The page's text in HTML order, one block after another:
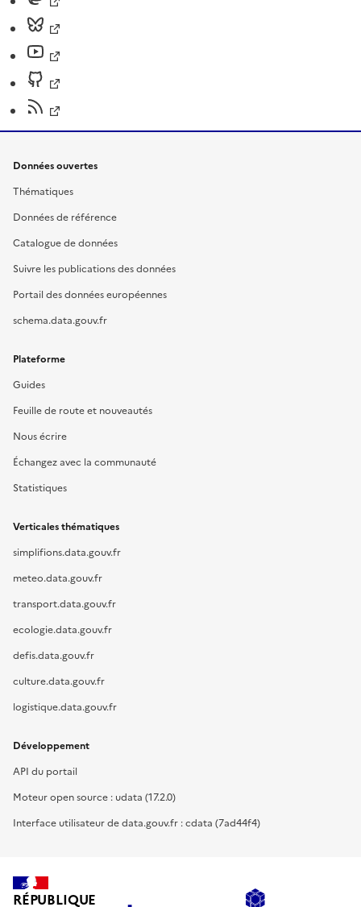
Données ouvertes
Thématiques
Données de référence
Catalogue de données
Suivre les publications des données
Portail des données européennes
schema.data.gouv.fr
Plateforme
Guides
Feuille de route et nouveautés
Nous écrire
Échangez avec la communauté
Statistiques
Verticales thématiques
simplifions.data.gouv.fr
meteo.data.gouv.fr
transport.data.gouv.fr
ecologie.data.gouv.fr
defis.data.gouv.fr
culture.data.gouv.fr
logistique.data.gouv.fr
Développement
API du portail
Moteur open source : udata (17.2.0)
Interface utilisateur de data.gouv.fr : cdata (7ad44f4)
RÉPUBLIQUE